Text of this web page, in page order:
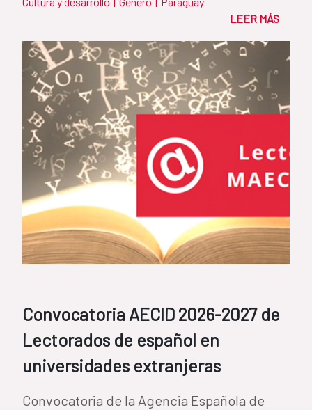
LEER MÁS
Convocatoria AECID 2026-2027 de
Lectorados de español en
universidades extranjeras
Convocatoria de la Agencia Española de